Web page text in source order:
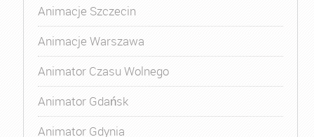
Animacje Szczecin
Animacje Warszawa
Animator Czasu Wolnego
Animator Gdańsk
Animator Gdynia